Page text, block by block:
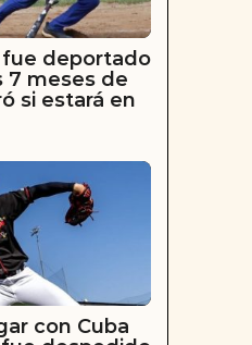
deportado
7 meses de
si estará en
con Cuba